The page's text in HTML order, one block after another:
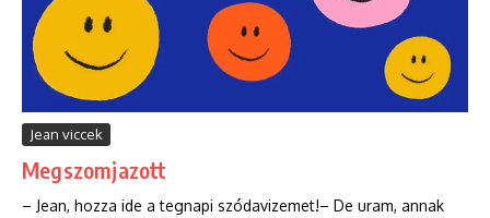
Jean viccek
Megszomjazott
– Jean, hozza ide a tegnapi szódavizemet!– De uram, annak